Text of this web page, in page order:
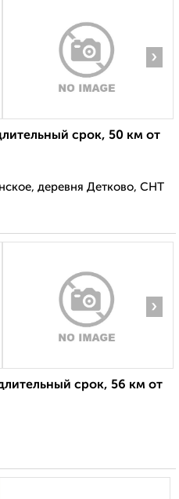
›
срок, 50 км от
деревня Детково, СНТ
›
срок, 56 км от